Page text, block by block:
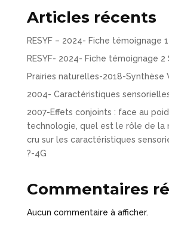
Articles récents
RESYF – 2024- Fiche témoignage
RESYF- 2024- Fiche témoignage 2
Prairies naturelles-2018-Synthèse
2004- Caractéristiques
2007-Effets conjoints : face au
technologie, quel est le rôle de la
cru sur les caractéristiques
?-4G
Commentaires
Aucun commentaire à afficher.